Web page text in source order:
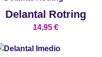
Delantal Rotring
14,95 €